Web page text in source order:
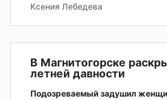
Ксения Лебедева
В Магнитогорске
летней давности
Подозреваемый задушил